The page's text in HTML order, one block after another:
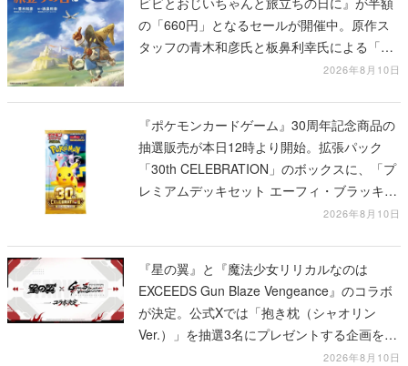
の「660円」となるセールが開催中。原作ス
タッフの青木和彦氏と板鼻利幸氏による「ビ
2026年8月10日
『ポケモンカードゲーム』30周年記念商品の
抽選販売が本日12時より開始。拡張パック
「30th CELEBRATION」のボックスに、「プ
レミアムデッキセット エーフィ・ブラッキ
ー」「FUTURISTIC BOX」の計3商品2026年8月10日
『星の翼』と『魔法少女リリカルなのは
EXCEEDS Gun Blaze Vengeance』のコラボ
が決定。公式Xでは「抱き枕（シャオリン
Ver.）」を抽選3名にプレゼントする企画を実
2026年8月10日